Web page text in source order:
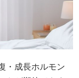
・成長ホルモン